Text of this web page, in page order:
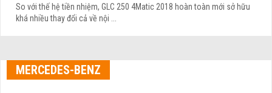
So với thế hệ tiền nhiệm, GLC 250 4Matic 2018 hoàn toàn mới sở hữu
khá nhiều thay đổi cả về nội ...
MERCEDES-BENZ